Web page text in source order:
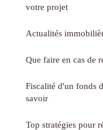
votre projet
Actualités
Que faire en cas de
Fiscalité d'un fonds
savoir
Top stratégies pour